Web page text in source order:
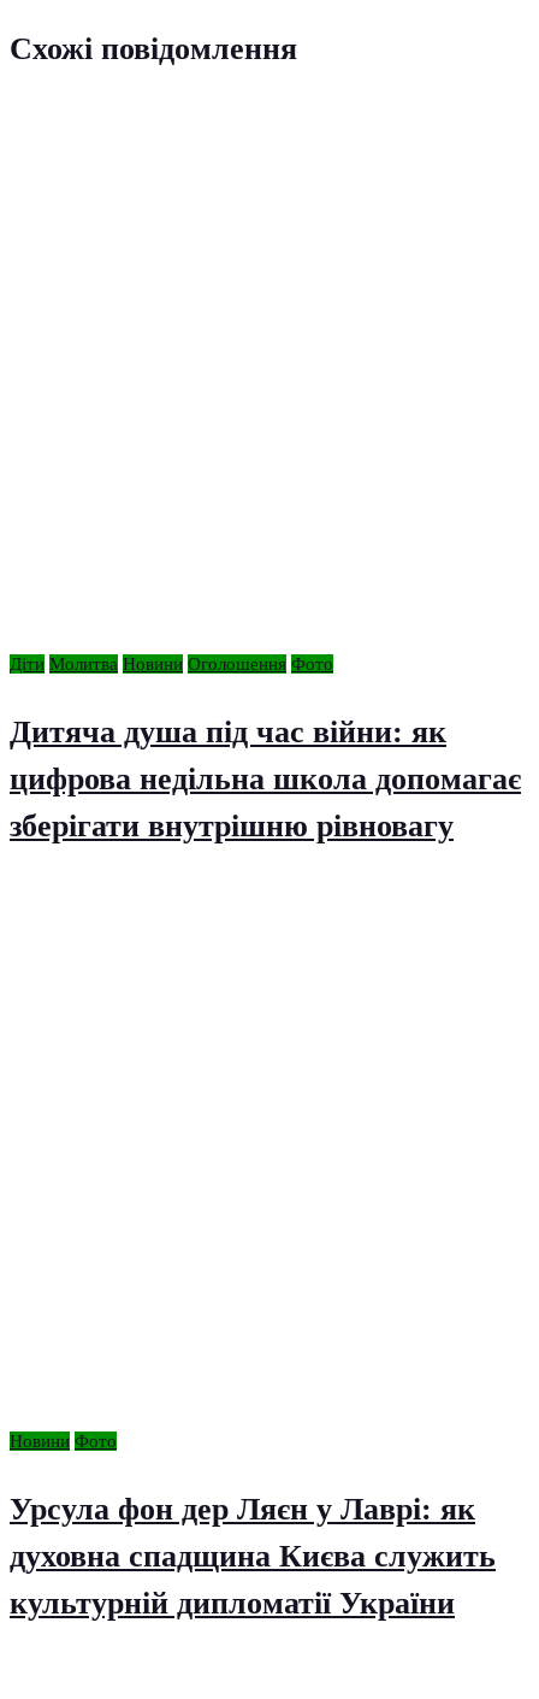
Схожі повідомлення
Діти Молитва Новини Оголошення Фото
Дитяча душа під час війни: як
цифрова недільна школа допомагає
зберігати внутрішню рівновагу
Новини Фото
Урсула фон дер Ляєн у Лаврі: як
духовна спадщина Києва служить
культурній дипломатії України